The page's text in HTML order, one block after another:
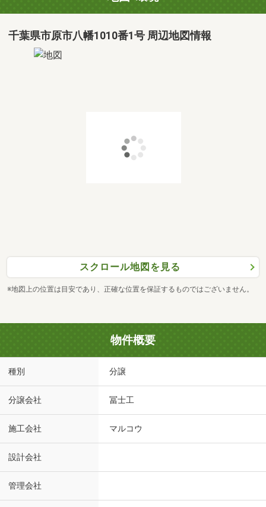
千葉県市原市八幡1010番1号 周辺地図情報
スクロール地図を見る
※地図上の位置は目安であり、正確な位置を保証するものではございません。
物件概要
種別 分譲
分譲会社 冨士工
施工会社 マルコウ
設計会社
管理会社